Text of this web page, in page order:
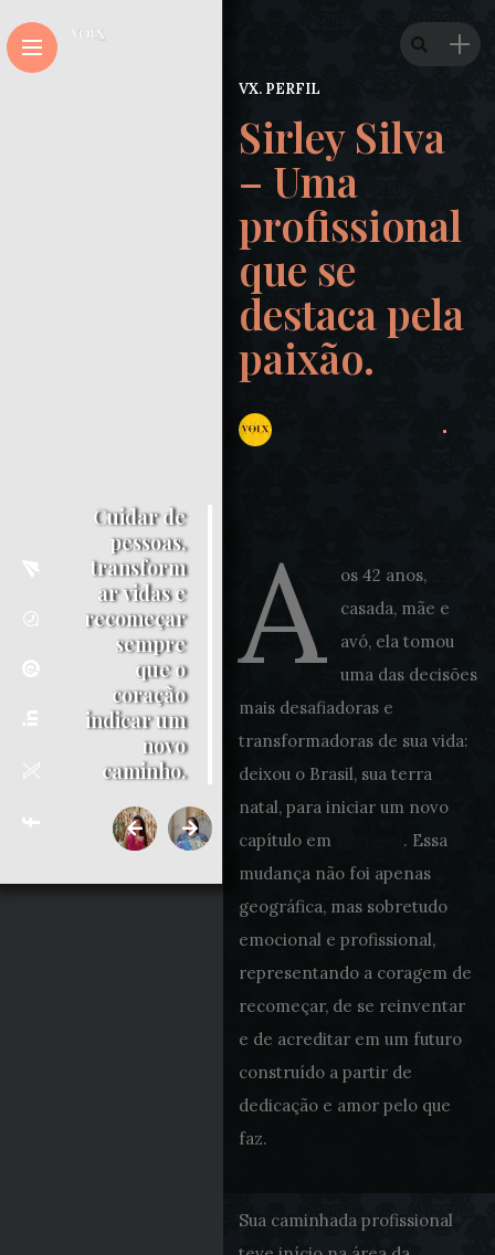
Cuidar de
pessoas,
transform
ar vidas e
recomeçar
sempre
que o
coração
indicar um
novo
caminho.
VX. PERFIL
Sirley Silva
– Uma
profissional
que se
destaca pela
paixão.
A
os 42 anos,
casada, mãe e
avó, ela tomou
uma das decisões
mais desafiadoras e
transformadoras de sua vida:
deixou o Brasil, sua terra
natal, para iniciar um novo
capítulo em
. Essa
mudança não foi apenas
geográfica, mas sobretudo
emocional e profissional,
representando a coragem de
recomeçar, de se reinventar
e de acreditar em um futuro
construído a partir de
dedicação e amor pelo que
faz.
Sua caminhada profissional